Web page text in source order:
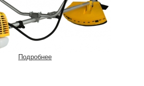
Подробнее